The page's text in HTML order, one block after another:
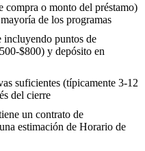
o monto del préstamo)
de los programas
incluyendo puntos de
$800) y depósito en
suficientes (típicamente 3-12
del cierre
un contrato de
estimación de Horario de